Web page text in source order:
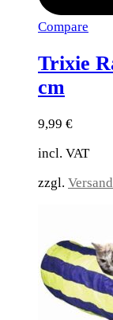
Compare
Trixie
cm
9,99 €
incl. VAT
zzgl.